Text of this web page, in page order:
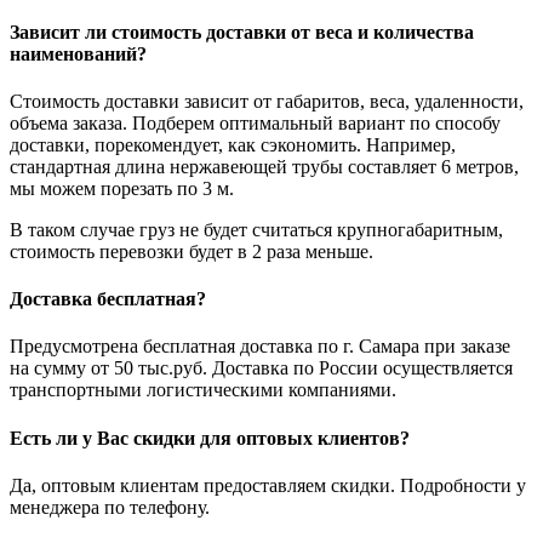
Зависит ли стоимость доставки от веса и количества
наименований?
Стоимость доставки зависит от габаритов, веса, удаленности,
объема заказа. Подберем оптимальный вариант по способу
доставки, порекомендует, как сэкономить. Например,
стандартная длина нержавеющей трубы составляет 6 метров,
мы можем порезать по 3 м.
В таком случае груз не будет считаться крупногабаритным,
стоимость перевозки будет в 2 раза меньше.
Доставка бесплатная?
Предусмотрена бесплатная доставка по г. Самара при заказе
на сумму от 50 тыс.руб. Доставка по России осуществляется
транспортными логистическими компаниями.
Есть ли у Вас скидки для оптовых клиентов?
Да, оптовым клиентам предоставляем скидки. Подробности у
менеджера по телефону.